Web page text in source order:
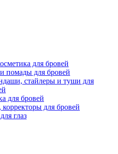
для бровей
помады для бровей
стайлеры и туши для
для бровей
корректоры для бровей
глаз